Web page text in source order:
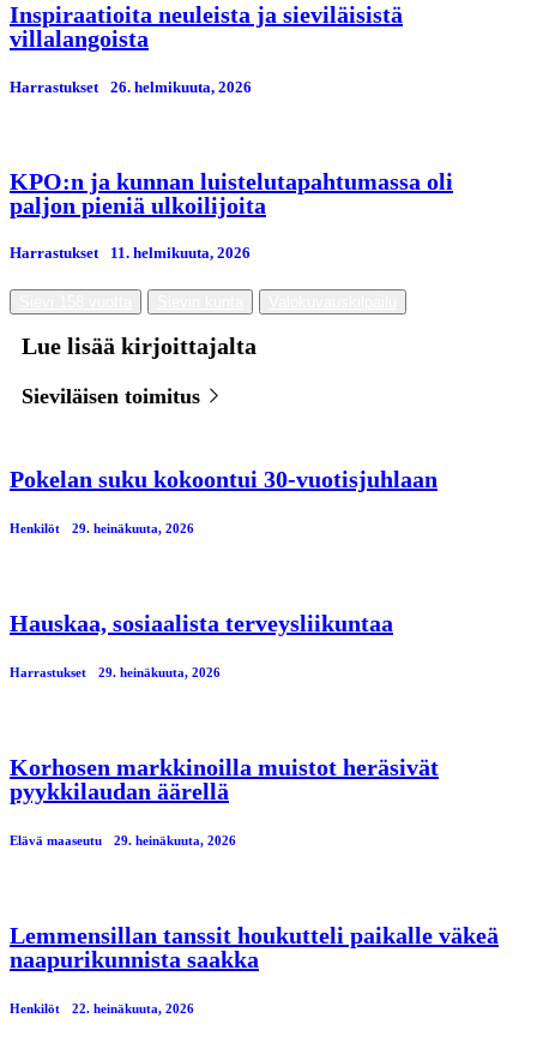
Inspiraatioita neuleista ja sieviläisistä
villalangoista
Harrastukset 26. helmikuuta, 2026
KPO:n ja kunnan luistelutapahtumassa oli
paljon pieniä ulkoilijoita
Harrastukset 11. helmikuuta, 2026
Lue lisää kirjoittajalta
Sieviläisen toimitus
Pokelan suku kokoontui 30-vuotisjuhlaan
Henkilöt 29. heinäkuuta, 2026
Hauskaa, sosiaalista terveysliikuntaa
Harrastukset 29. heinäkuuta, 2026
Korhosen markkinoilla muistot heräsivät
pyykkilaudan äärellä
Elävä maaseutu 29. heinäkuuta, 2026
Lemmensillan tanssit houkutteli paikalle väkeä
naapurikunnista saakka
Henkilöt 22. heinäkuuta, 2026